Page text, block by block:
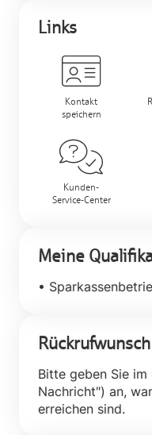
Links
Kontakt
speichern
Kunden-
Service-Center
Meine
•
Rückrufwunsch
Bitte geben Sie
Nachricht") an,
erreichen sind.